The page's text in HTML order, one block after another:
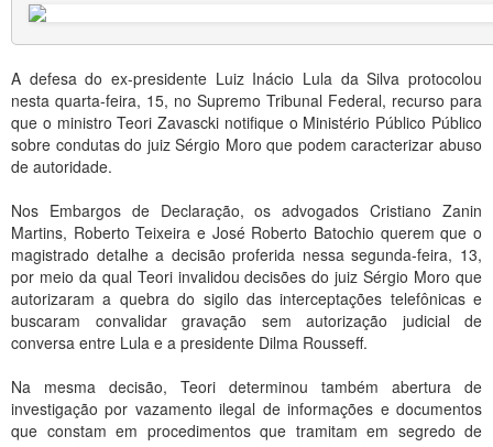
A defesa do ex-presidente Luiz Inácio Lula da Silva protocolou
nesta quarta-feira, 15, no Supremo Tribunal Federal, recurso para
que o ministro Teori Zavascki notifique o Ministério Público Público
sobre condutas do juiz Sérgio Moro que podem caracterizar abuso
de autoridade.
Nos Embargos de Declaração, os advogados Cristiano Zanin
Martins, Roberto Teixeira e José Roberto Batochio querem que o
magistrado detalhe a decisão proferida nessa segunda-feira, 13,
por meio da qual Teori invalidou decisões do juiz Sérgio Moro que
autorizaram a quebra do sigilo das interceptações telefônicas e
buscaram convalidar gravação sem autorização judicial de
conversa entre Lula e a presidente Dilma Rousseff.
Na mesma decisão, Teori determinou também abertura de
investigação por vazamento ilegal de informações e documentos
que constam em procedimentos que tramitam em segredo de